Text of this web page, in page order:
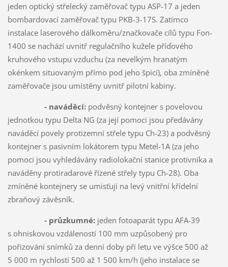
jeden optický střelecký zaměřovač typu ASP-17 a jeden
bombardovací zaměřovač typu PKB-3-17S. Zatímco
instalace laserového dálkoměru/značkovače cílů typu Fon-
1400 se nachází uvnitř regulačního kužele příďového
kruhového vstupu vzduchu (za nevelkým hranatým
okénkem situovaným přímo pod jeho špicí), oba zmíněné
zaměřovače jsou umístěny uvnitř pilotní kabiny.
- naváděcí:podvěsný kontejner s povelovou
jednotkou typu Delta NG (za její pomoci jsou předávány
naváděcí povely protizemní střele typu Ch-23) a podvěsný
kontejner s pasivním lokátorem typu Metel-1A (za jeho
pomoci jsou vyhledávány radiolokační stanice protivníka a
naváděny protiradarové řízené střely typu Ch-28). Oba
zmíněné kontejnery se umisťují na levý vnitřní křídelní
zbraňový závěsník.
- průzkumné: jeden fotoaparát typu AFA-39
s ohniskovou vzdáleností 100 mm uzpůsobený pro
pořizování snímků za denní doby při letu ve výšce 500 až
5 000 m rychlostí 500 až 1 500 km/h (jeho instalace se